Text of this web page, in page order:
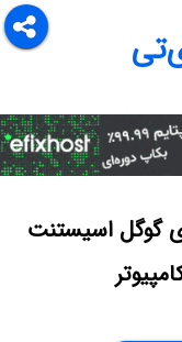
گوگل اسیستنت